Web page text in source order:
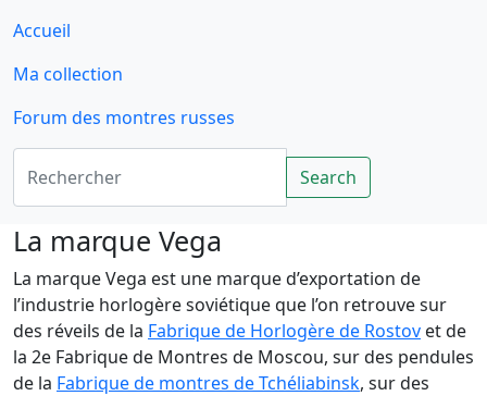
Accueil
Ma collection
Forum des montres russes
Rechercher
Search
La marque Vega
La marque Vega est une marque d’exportation de
l’industrie horlogère soviétique que l’on retrouve sur
des réveils de la Fabrique de Horlogère de Rostov et de
la 2e Fabrique de Montres de Moscou, sur des pendules
de la Fabrique de montres de Tchéliabinsk, sur des